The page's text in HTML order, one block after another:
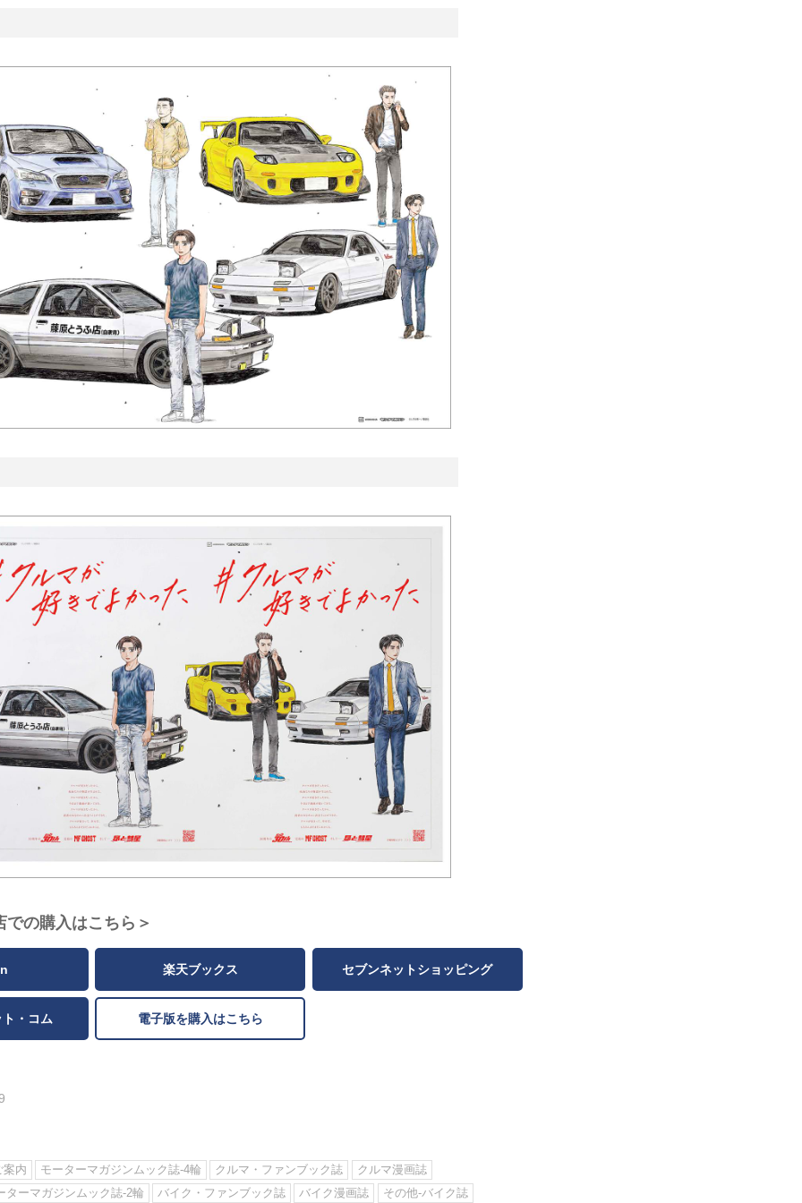
の購入はこちら＞
楽天ブックス セブンネットショッピング
・コム 電子版を購入はこちら
案内 モーターマガジンムック誌-4輪 クルマ・ファンブック誌
クルマ漫画誌
ターマガジンムック誌-2輪
バイク・ファンブック誌 バイク漫画誌 その他-バイク誌